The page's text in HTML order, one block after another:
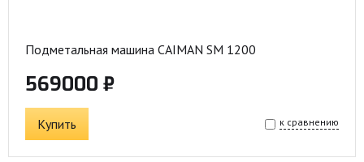
Подметальная машина CAIMAN SM 1200
569000 ₽
Купить к сравнению